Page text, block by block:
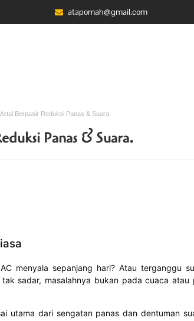
atapomah@gmail.com
Berpasir Reduksi Panas & Suara.
Panas & Suara.
menyala sepanjang hari? Atau terganggu
sadar, masalahnya bukan pada cuaca
utama dari sengatan panas dan dentuman